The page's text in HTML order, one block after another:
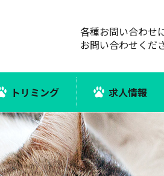
トリミング 求人情報
各種お問い合わせ
お問い合わせくだ